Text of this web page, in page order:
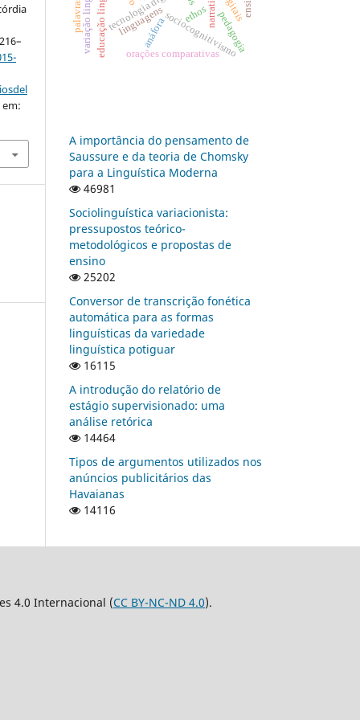
em:
linguagenssociocognitivismo
anáfora
orações comparativas
ethos pedagogia
A importância do pensamento de
Saussure e da teoria de Chomsky
para a Linguística Moderna
46981
Sociolinguística variacionista:
pressupostos teórico-
metodológicos e propostas de
ensino
25202
Conversor de transcrição fonética
automática para as formas
linguísticas da variedade
linguística potiguar
16115
A introdução do relatório de
estágio supervisionado: uma
análise retórica
14464
Tipos de argumentos utilizados nos
anúncios publicitários das
Havaianas
14116
4.0 Internacional (CC BY-NC-ND 4.0).